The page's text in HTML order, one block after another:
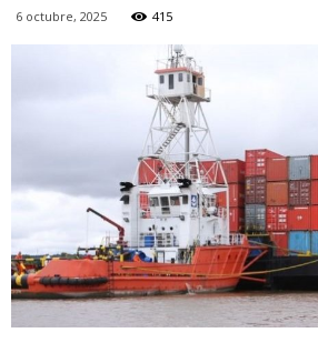
6 octubre, 2025 415